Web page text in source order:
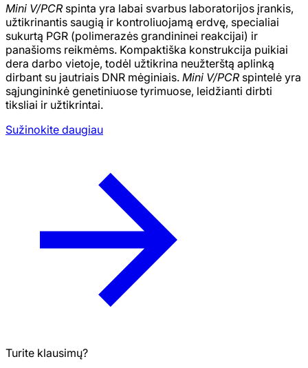
Mini V/PCR spinta yra labai svarbus laboratorijos įrankis,
užtikrinantis saugią ir kontroliuojamą erdvę, specialiai
sukurtą PGR (polimerazės grandininei reakcijai) ir
panašioms reikmėms. Kompaktiška konstrukcija puikiai
dera darbo vietoje, todėl užtikrina neužterštą aplinką
dirbant su jautriais DNR mėginiais. Mini V/PCR spintelė yra
sąjungininkė genetiniuose tyrimuose, leidžianti dirbti
tiksliai ir užtikrintai.
Sužinokite daugiau
Turite klausimų?